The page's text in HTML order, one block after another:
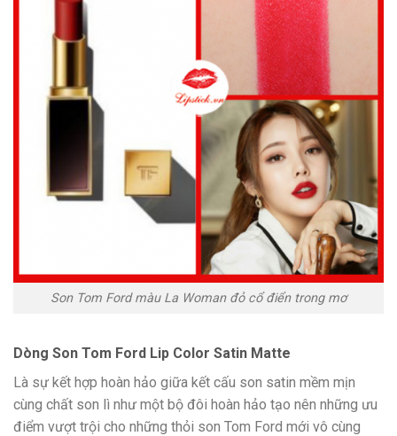
Son Tom Ford màu La Woman đỏ cổ điển trong mơ
Dòng Son Tom Ford Lip Color Satin Matte
Là sự kết hợp hoàn hảo giữa kết cấu son satin mềm mịn
cùng chất son lì như một bộ đôi hoàn hảo tạo nên những ưu
điểm vượt trội cho những thỏi son Tom Ford mới vô cùng